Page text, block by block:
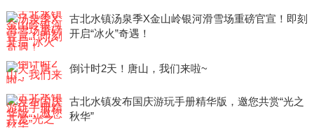
古北水镇汤泉季X金山岭银河滑雪场重磅官宣！即刻
开启“冰火”奇遇！
倒计时2天！唐山，我们来啦~
古北水镇发布国庆游玩手册精华版，邀您共赏“光之
秋华”